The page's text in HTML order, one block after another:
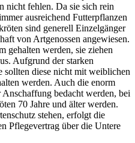
nicht fehlen. Da sie sich rein
ausreichend Futterpflanzen
sind generell Einzelgänger
von Artgenossen angewiesen.
gehalten werden, sie ziehen
Aufgrund der starken
sollten diese nicht mit weiblichen
werden. Auch die enorm
bedacht werden, bei
70 Jahre und älter werden.
stehen, erfolgt die
Pflegevertrag über die Untere